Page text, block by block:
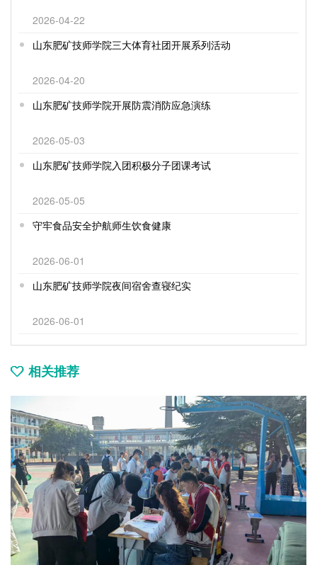
2026-04-22
山东肥矿技师学院三大体育社团开展系列活动
2026-04-20
山东肥矿技师学院开展防震消防应急演练
2026-05-03
山东肥矿技师学院入团积极分子团课考试
2026-05-05
守牢食品安全护航师生饮食健康
2026-06-01
山东肥矿技师学院夜间宿舍查寝纪实
2026-06-01
相关推荐